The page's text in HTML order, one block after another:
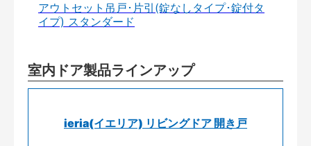
アウトセット吊戸･片引(錠なしタイプ･錠付タ
イプ) スタンダード
室内ドア製品ラインアップ
ieria(イエリア) リビングドア 開き戸